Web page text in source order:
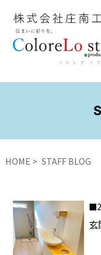
HOME STAFF BLOG
玄